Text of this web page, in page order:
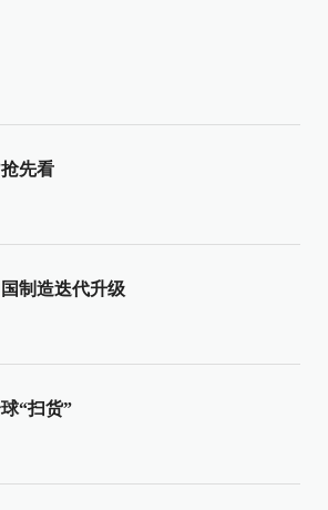
先看
制造迭代升级
“扫货”